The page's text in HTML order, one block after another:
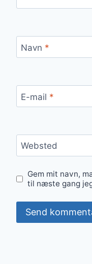
Navn *
E-mail *
Websted
Gem mit navn,
til næste gang